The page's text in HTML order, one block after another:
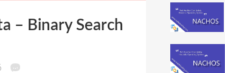
– Binary Search